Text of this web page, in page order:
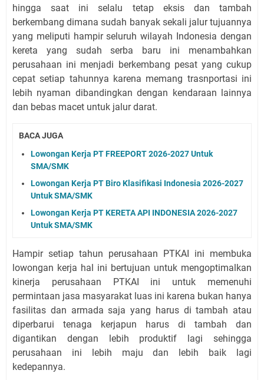
hingga saat ini selalu tetap eksis dan tambah
berkembang dimana sudah banyak sekali jalur tujuannya
yang meliputi hampir seluruh wilayah Indonesia dengan
kereta yang sudah serba baru ini menambahkan
perusahaan ini menjadi berkembang pesat yang cukup
cepat setiap tahunnya karena memang trasnportasi ini
lebih nyaman dibandingkan dengan kendaraan lainnya
dan bebas macet untuk jalur darat.
BACA JUGA
Lowongan Kerja PT FREEPORT 2026-2027 Untuk
SMA/SMK
Lowongan Kerja PT Biro Klasifikasi Indonesia 2026-2027
Untuk SMA/SMK
Lowongan Kerja PT KERETA API INDONESIA 2026-2027
Untuk SMA/SMK
Hampir setiap tahun perusahaan PTKAI ini membuka
lowongan kerja hal ini bertujuan untuk mengoptimalkan
kinerja perusahaan PTKAI ini untuk memenuhi
permintaan jasa masyarakat luas ini karena bukan hanya
fasilitas dan armada saja yang harus di tambah atau
diperbarui tenaga kerjapun harus di tambah dan
digantikan dengan lebih produktif lagi sehingga
perusahaan ini lebih maju dan lebih baik lagi
kedepannya.